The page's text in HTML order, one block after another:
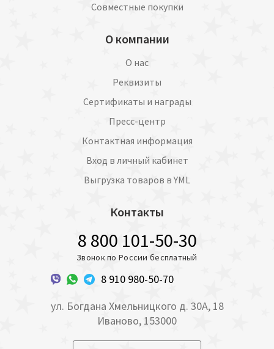
Совместные покупки
О компании
О нас
Реквизиты
Сертификаты и награды
Пресс-центр
Контактная информация
Вход в личный кабинет
Выгрузка товаров в YML
Контакты
8 800 101-50-30
Звонок по России бесплатный
8 910 980-50-70
ул. Богдана Хмельницкого д. 30А, 18
Иваново, 153000